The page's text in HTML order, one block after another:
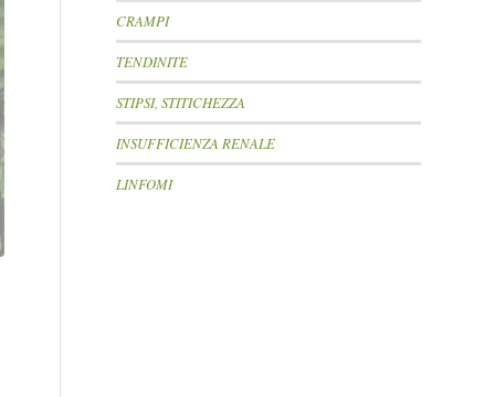
CRAMPI
TENDINITE
STIPSI, STITICHEZZA
INSUFFICIENZA RENALE
LINFOMI